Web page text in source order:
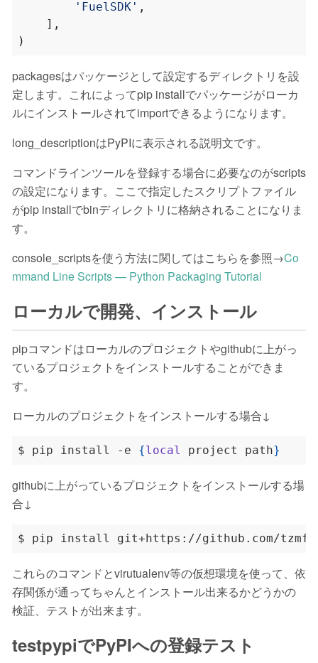
'FuelSDK' ,
],
)
packagesはパッケージとして設定するディレクトリを設
定します。これによってpip installでパッケージがローカ
ルにインストールされてimportできるようになります。
long_descriptionはPyPIに表示される説明文です。
コマンドラインツールを登録する場合に必要なのがscripts
の設定になります。ここで指定したスクリプトファイル
がpip installでbinディレクトリに格納されることになりま
す。
console_scriptsを使う方法に関してはこちらを参照→Co
mmand Line Scripts — Python Packaging Tutorial
ローカルで開発、インストール
pipコマンドはローカルのプロジェクトやgithubに上がっ
ているプロジェクトをインストールすることができま
す。
ローカルのプロジェクトをインストールする場合↓
$ pip install -e {local project path}
githubに上がっているプロジェクトをインストールする場
合↓
これらのコマンドとvirutualenv等の仮想環境を使って、依
存関係が通ってちゃんとインストール出来るかどうかの
検証、テストが出来ます。
testpypiでPyPIへの登録テスト